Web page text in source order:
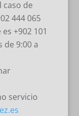
caso de
444 065
+902 101
de 9:00 a
servicio